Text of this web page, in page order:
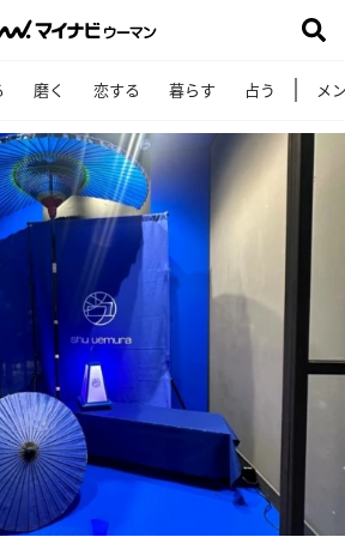
磨く 恋する 暮らす 占う メ